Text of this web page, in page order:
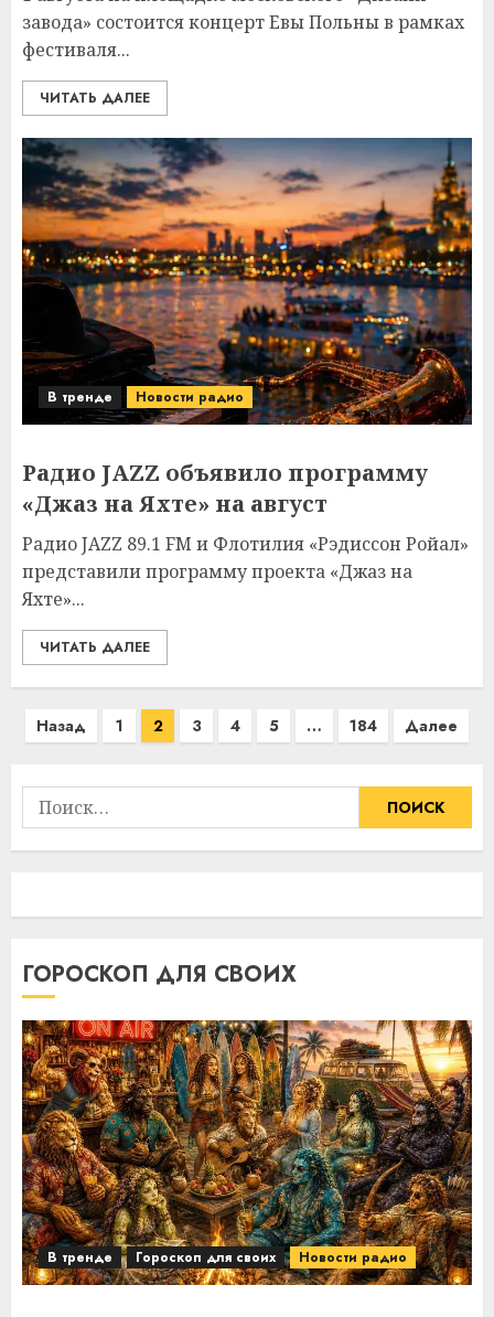
завода» состоится концерт Евы Польны в рамках
фестиваля...
ЧИТАТЬ ДАЛЕЕ
В тренде Новости радио
Радио JAZZ объявило программу
«Джаз на Яхте» на август
Радио JAZZ 89.1 FM и Флотилия «Рэдиссон Ройал»
представили программу проекта «Джаз на
Яхте»...
ЧИТАТЬ ДАЛЕЕ
Пагинация
Назад 1 2 3 4 5 … 184 Далее
Найти:
ГОРОСКОП ДЛЯ СВОИХ
В тренде Гороскоп для своих Новости радио